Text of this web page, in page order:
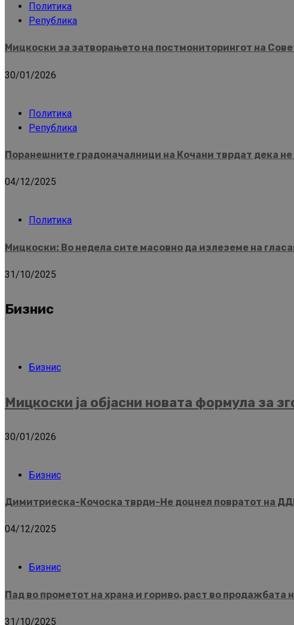
Политика
Република
Мицкоски за затворањето на постмониторингот на
30/01/2026
Политика
Република
Поранешните градоначалници на Кочани тврдат дека
04/12/2025
Политика
Мицкоски: Во недела сите масовно да излеземе на
31/10/2025
Бизнис
Бизнис
Мицкоски ја објасни новата формула за
30/01/2026
Бизнис
Димитриеска-Кочоска тврди-Не доцнел повратот на
04/12/2025
Бизнис
Пад во прометот на храна и гориво, раст во продажбата
31/10/2025